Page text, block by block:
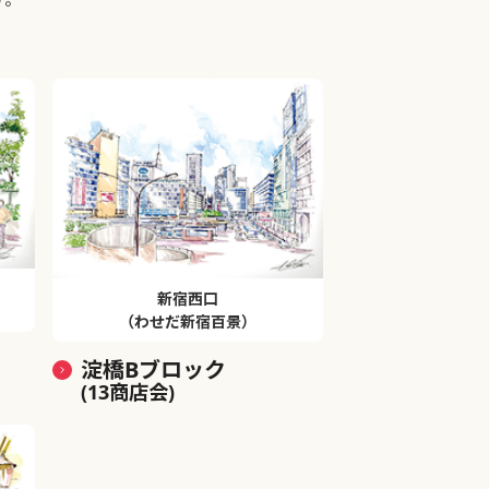
新宿西口
（わせだ新宿百景）
淀橋Bブロック
(13商店会)